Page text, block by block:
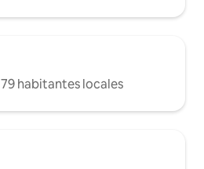
habitantes locales